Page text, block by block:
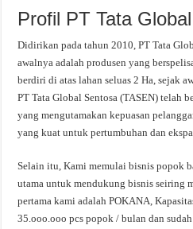
Profil PT Tata
Didirikan pada tahun 2010, PT Tata
awalnya adalah produsen yang
berdiri di atas lahan seluas 2 Ha, sejak
PT Tata Global Sentosa (TASEN) telah
yang mengutamakan kepuasan
yang kuat untuk pertumbuhan dan
Selain itu, Kami memulai bisnis popok
utama untuk mendukung bisnis seiring
pertama kami adalah POKANA,
35.ooo.ooo pcs popok / bulan dan